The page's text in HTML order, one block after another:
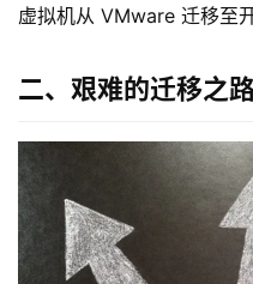
虚拟机从 VMware 迁移至
二、艰难的迁移之